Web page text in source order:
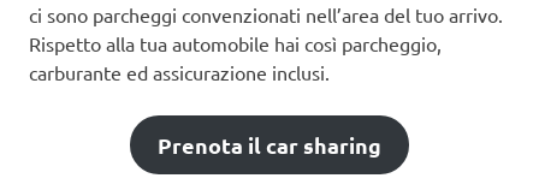
ci sono parcheggi convenzionati nell’area del tuo arrivo.
Rispetto alla tua automobile hai così parcheggio,
carburante ed assicurazione inclusi.
Prenota il car sharing